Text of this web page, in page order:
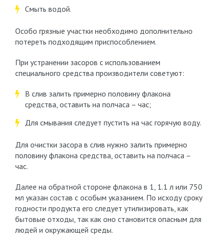
Смыть водой.
Особо грязные участки необходимо дополнительно
потереть подходящим приспособлением.
При устранении засоров с использованием
специального средства производители советуют:
В слив залить примерно половину флакона
средства, оставить на полчаса – час;
Для смывания следует пустить на час горячую воду.
Для очистки засора в слив нужно залить примерно
половину флакона средства, оставить на полчаса –
час.
Далее на обратной стороне флакона в 1, 1.1 л или 750
мл указан состав с особым указанием. По исходу сроку
годности продукта его следует утилизировать, как
бытовые отходы, так как оно становится опасным для
людей и окружающей среды.